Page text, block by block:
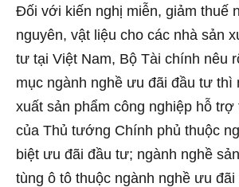
Đối với kiến nghị miễn, giảm thuế
nguyên, vật liệu cho các nhà sản
tư tại Việt Nam, Bộ Tài chính nêu
mục ngành nghề ưu đãi đầu tư thì
xuất sản phẩm công nghiệp hỗ trợ
của Thủ tướng Chính phủ thuộc
biệt ưu đãi đầu tư; ngành nghề
tùng ô tô thuộc ngành nghề ưu